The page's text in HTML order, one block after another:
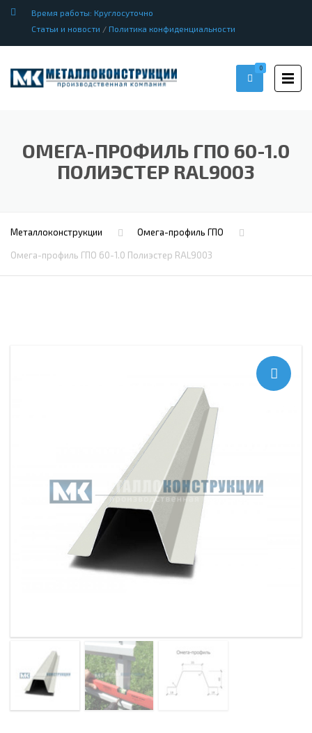
Время работы: Круглосуточно
Статьи и новости / Политика конфиденциальности
0
ОМЕГА-ПРОФИЛЬ ГПО 60-1.0
ПОЛИЭСТЕР RAL9003
Металлоконструкции Омега-профиль ГПО
Омега-профиль ГПО 60-1.0 Полиэстер RAL9003